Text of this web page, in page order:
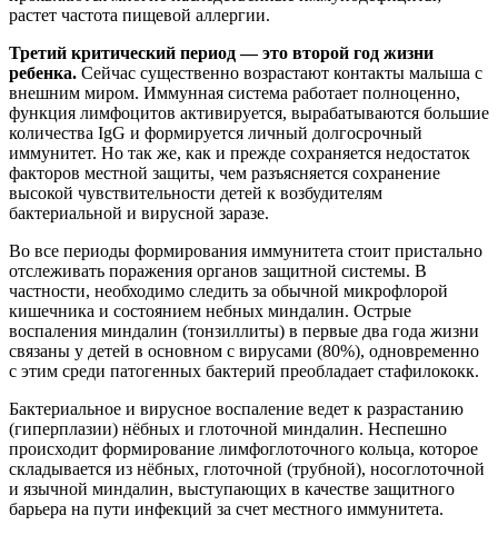
растет частота пищевой аллергии.
Третий критический период — это второй год жизни
ребенка. Сейчас существенно возрастают контакты малыша с
внешним миром. Иммунная система работает полноценно,
функция лимфоцитов активируется, вырабатываются большие
количества IgG и формируется личный долгосрочный
иммунитет. Но так же, как и прежде сохраняется недостаток
факторов местной защиты, чем разъясняется сохранение
высокой чувствительности детей к возбудителям
бактериальной и вирусной заразе.
Во все периоды формирования иммунитета стоит пристально
отслеживать поражения органов защитной системы. В
частности, необходимо следить за обычной микрофлорой
кишечника и состоянием небных миндалин. Острые
воспаления миндалин (тонзиллиты) в первые два года жизни
связаны у детей в основном с вирусами (80%), одновременно
с этим среди патогенных бактерий преобладает стафилококк.
Бактериальное и вирусное воспаление ведет к разрастанию
(гиперплазии) нёбных и глоточной миндалин. Неспешно
происходит формирование лимфоглоточного кольца, которое
складывается из нёбных, глоточной (трубной), носоглоточной
и язычной миндалин, выступающих в качестве защитного
барьера на пути инфекций за счет местного иммунитета.